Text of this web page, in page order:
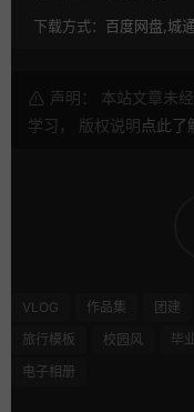
下载方式： 百度网盘,城
声明： 本站文章未
学习， 版权说明点此了
VLOG 作品集 团建
旅行模板
校园风 毕
电子相册